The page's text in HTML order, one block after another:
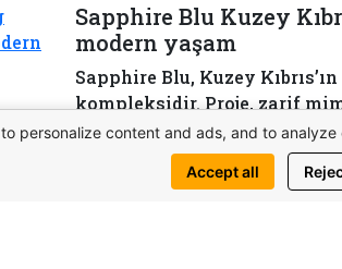
Sapphire Blu Kuzey
modern yaşam
Sapphire Blu, Kuzey
kompleksidir. Proje, zarif
çıkmaktadır. Deniz
restoranlar, spor salonları
seçenektir.
personalize content and ads, and to
Accept all